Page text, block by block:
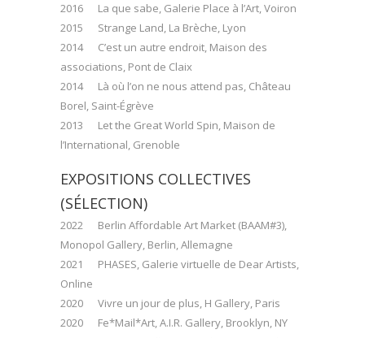
2016 La que sabe, Galerie Place à l’Art, Voiron
2015 Strange Land, La Brèche, Lyon
2014 C’est un autre endroit, Maison des
associations, Pont de Claix
2014 Là où l’on ne nous attend pas, Château
Borel, Saint-Égrève
2013 Let the Great World Spin, Maison de
l’International, Grenoble
EXPOSITIONS COLLECTIVES
(SÉLECTION)
2022 Berlin Affordable Art Market (BAAM#3),
Monopol Gallery, Berlin, Allemagne
2021 PHASES, Galerie virtuelle de Dear Artists,
Online
2020 Vivre un jour de plus, H Gallery, Paris
2020 Fe*Mail*Art, A.I.R. Gallery, Brooklyn, NY